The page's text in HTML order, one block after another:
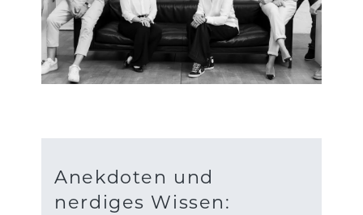
Anekdoten und
nerdiges Wissen: